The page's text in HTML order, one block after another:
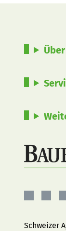
Facebook
Schweizer